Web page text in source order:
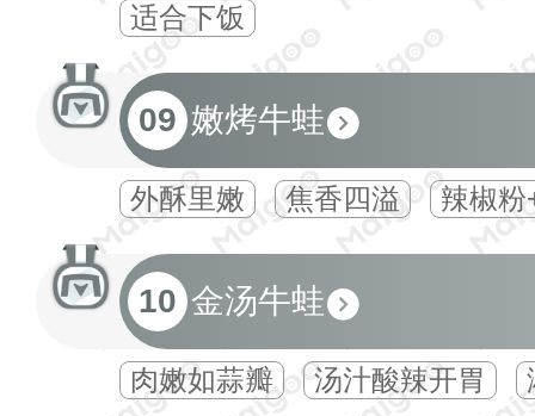
适合下饭
09 嫩烤牛蛙
外酥里嫩 焦香四溢 辣椒粉
10 金汤牛蛙
肉嫩如蒜瓣 汤汁酸辣开胃